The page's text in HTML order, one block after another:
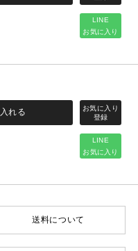
LINE
お気に入り
LINE
お気に入り
れる
送料について